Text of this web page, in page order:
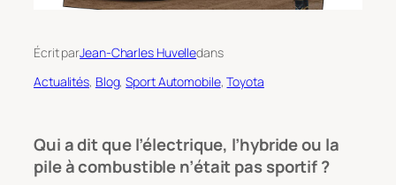
Écrit parJean-Charles Huvelledans
Actualités, Blog, Sport Automobile, Toyota
Qui a dit que l’électrique, l’hybride ou la
pile à combustible n’était pas sportif ?